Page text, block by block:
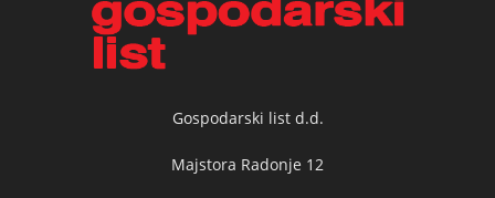
Gospodarski list d.d.
Majstora Radonje 12